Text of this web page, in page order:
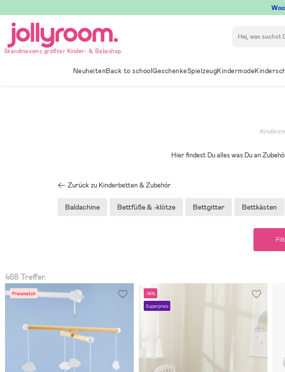
till
innehållet
Skandinaviens größter Kinder- & Babyshop
NeuheitenBack to schoolGeschenkeSpielzeugKindermode
Hier findest Du alles was Du an
Zurück zu Kinderbetten & Zubehör
Baldachine Bettfüße & -klötze Bettgitter Bettkästen
468 Treffer.
Preismatch -14%
Superpreis